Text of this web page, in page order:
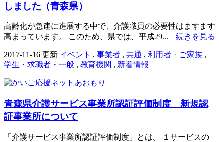
しました（青森県）
高齢化が急速に進展する中で、介護職員の必要性はますます
高まっています。 このため、県では、平成29... 続きを見る
2017-11-16 更新 イベント , 事業者 , 共通 , 利用者・ご家族 ,
学生・求職者・一般 , 教育機関 , 新着情報
青森県介護サービス事業所認証評価制度 新規認
証事業所について
「介護サービス事業所認証評価制度」とは、 １サービスの